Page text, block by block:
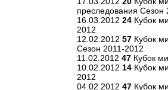
преследования Сезон
16.03.2012 24 Кубок
2012
12.02.2012 57 Кубок
Сезон 2011-2012
11.02.2012 47 Кубок
10.02.2012 14 Кубок
2012
04.02.2012 47 Кубок